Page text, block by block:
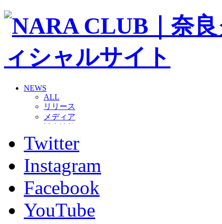
NEWS
ALL
リリース
メディア
グッズ
ファンコミュニティ
ホームタウン
コラム
その他
TEAM
2026/27トップチーム
2026/27トップチームスタッフ
Twitter
Instagram
Facebook
YouTube